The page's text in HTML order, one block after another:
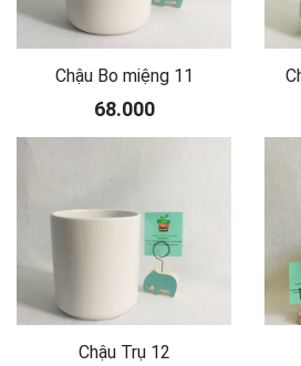
Chậu Bo miệng 11
68.000
Chậu Trụ 12